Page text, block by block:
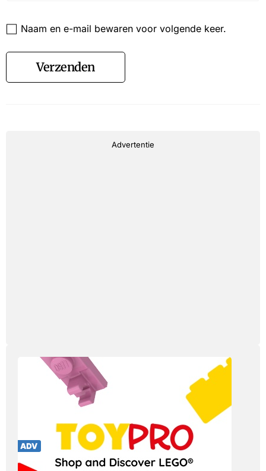
Naam en e-mail bewaren voor volgende keer.
Verzenden
Advertentie